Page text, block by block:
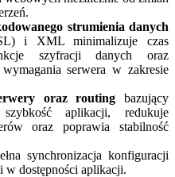
strumienia danych
i XML minimalizuje czas
szyfracji danych oraz
serwera w zakresie
oraz routing bazujący
aplikacji, redukuje
oraz poprawia stabilność
synchronizacja konfiguracji
w dostępności aplikacji.